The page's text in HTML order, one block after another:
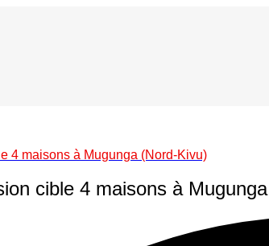
4 maisons à Mugunga (Nord-Kivu)
cible 4 maisons à